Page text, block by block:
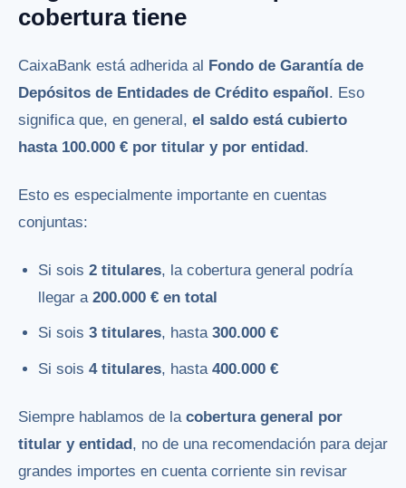
cobertura tiene
CaixaBank está adherida al Fondo de Garantía de
Depósitos de Entidades de Crédito español . Eso
significa que, en general, el saldo está cubierto
hasta 100.000 € por titular y por entidad .
Esto es especialmente importante en cuentas
conjuntas:
Si sois2 titulares, la cobertura general podría
llegar a200.000 € en total
Si sois3 titulares, hasta300.000 €
Si sois4 titulares, hasta400.000 €
Siempre hablamos de la cobertura general por
titular y entidad, no de una recomendación para dejar
grandes importes en cuenta corriente sin revisar